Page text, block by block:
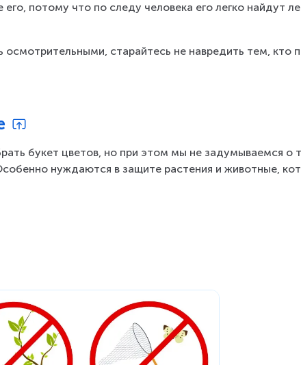
его, потому что по следу человека его легко найдут
осмотрительными, старайтесь не навредить тем, кто
букет цветов, но при этом мы не задумываемся о
нуждаются в защите растения и животные,